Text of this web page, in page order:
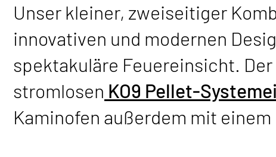
Unser kleiner, zweiseitiger
innovativen und modernen
spektakuläre Feuereinsicht.
stromlosen KO9 Pellet-
Kaminofen außerdem mit